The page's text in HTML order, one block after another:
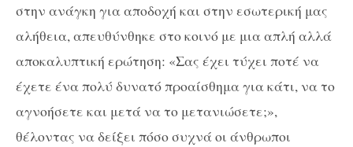
στην ανάγκη για αποδοχή και στην εσωτερική μας
αλήθεια, απευθύνθηκε στο κοινό με μια απλή αλλά
αποκαλυπτική ερώτηση: «Σας έχει τύχει ποτέ να
έχετε ένα πολύ δυνατό προαίσθημα για κάτι, να το
αγνοήσετε και μετά να το μετανιώσετε;»,
θέλοντας να δείξει πόσο συχνά οι άνθρωποι